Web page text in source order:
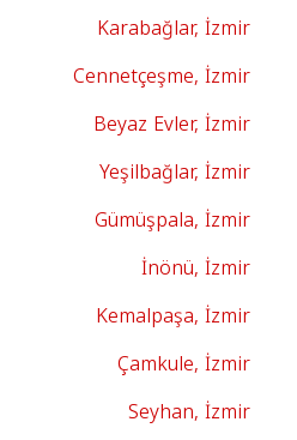
Karabağlar, İzmir
Cennetçeşme, İzmir
Beyaz Evler, İzmir
Yeşilbağlar, İzmir
Gümüşpala, İzmir
İnönü, İzmir
Kemalpaşa, İzmir
Çamkule, İzmir
Seyhan, İzmir